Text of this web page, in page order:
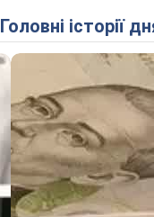
Головні історії